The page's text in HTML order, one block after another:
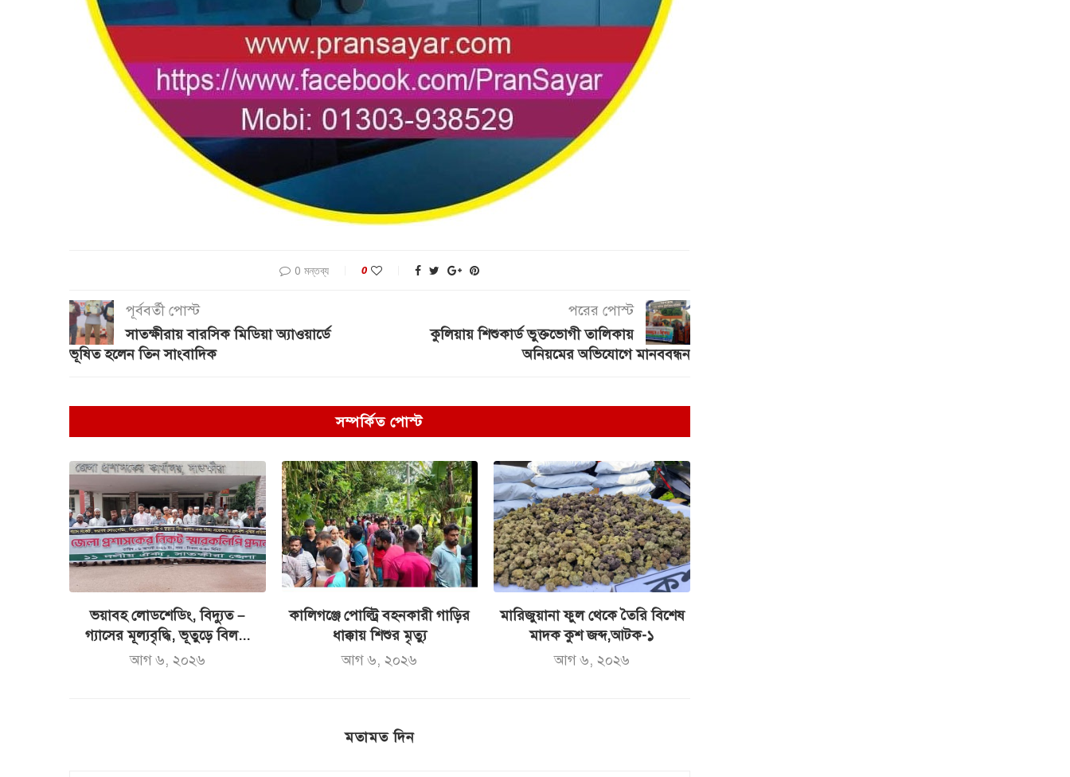
0 মন্তব্য 0
পূর্ববর্তী পোস্ট
সাতক্ষীরায় বারসিক মিডিয়া অ্যাওয়ার্ডে
ভূষিত হলেন তিন সাংবাদিক
পরের পোস্ট
কুলিয়ায় শিশুকার্ড ভুক্তভোগী তালিকায়
অনিয়মের অভিযোগে মানববন্ধন
সম্পর্কিত পোস্ট
ভয়াবহ লোডশেডিং, বিদ্যুত –
গ্যাসের মূল্যবৃদ্ধি, ভূতুড়ে বিল...
আগ ৬, ২০২৬
কালিগঞ্জে পোল্ট্রি বহনকারী গাড়ির
ধাক্কায় শিশুর মৃত্যু
আগ ৬, ২০২৬
মারিজুয়ানা ফুল থেকে তৈরি বিশেষ
মাদক কুশ জব্দ,আটক-১
আগ ৬, ২০২৬
মতামত দিন